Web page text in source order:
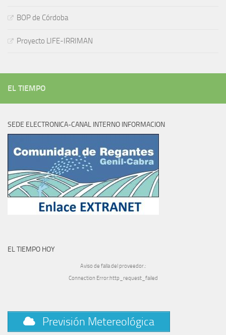
BOP de Córdoba
Proyecto LIFE-IRRIMAN
EL TIEMPO
SEDE ELECTRONICA-CANAL INTERNO INFORMACION
EL TIEMPO HOY
Aviso de falla del proveedor.:
Connection Error:http_request_failed
Previsión Metereológica